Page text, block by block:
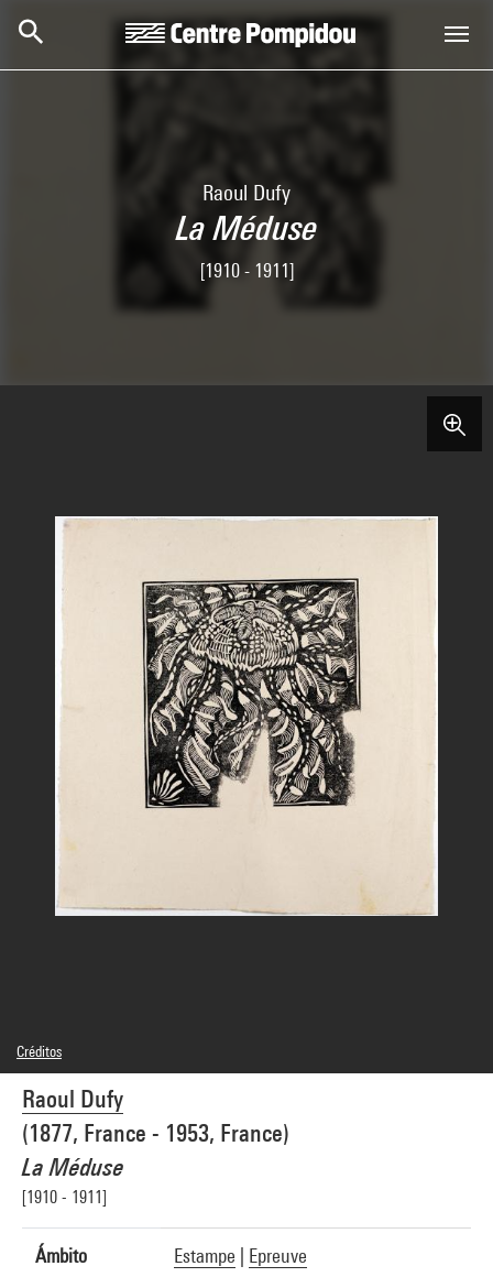
Centre Pompidou
Raoul Dufy
La Méduse
[1910 - 1911]
Raoul Dufy
(1877, France - 1953, France)
La Méduse
[1910 - 1911]
Ámbito Estampe Epreuve
Créditos
Domaine public
Créditos fotográficos : Centre Pompidou, MNAM-CCI/Service de la documentation
photographique du MNAM/Dist. GrandPalaisRmn
Referencia de la imagen : 4N06463
Difusión de la imagen :